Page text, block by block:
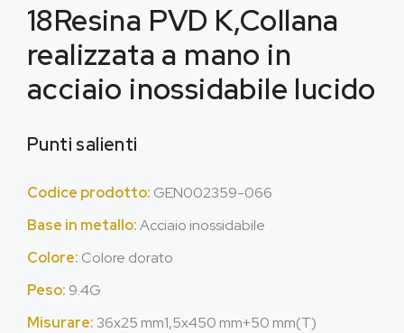
18Resina PVD K,Collana
realizzata a mano in
acciaio inossidabile lucido
Punti salienti
Codice prodotto: GEN002359-066
Base in metallo:Acciaio inossidabile
Colore: Colore dorato
Peso: 9.4G
Misurare: 36x25 mm1,5x450 mm+50 mm(T)